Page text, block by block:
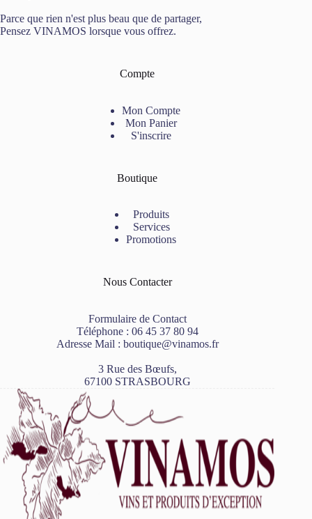
Parce que rien n'est plus beau que de partager,
Pensez VINAMOS lorsque vous offrez.
Compte
Mon Compte
Mon Panier
S'inscrire
Boutique
Produits
Services
Promotions
Nous Contacter
Formulaire de Contact
Téléphone : 06 45 37 80 94
Adresse Mail : boutique@vinamos.fr
3 Rue des Bœufs,
67100 STRASBOURG